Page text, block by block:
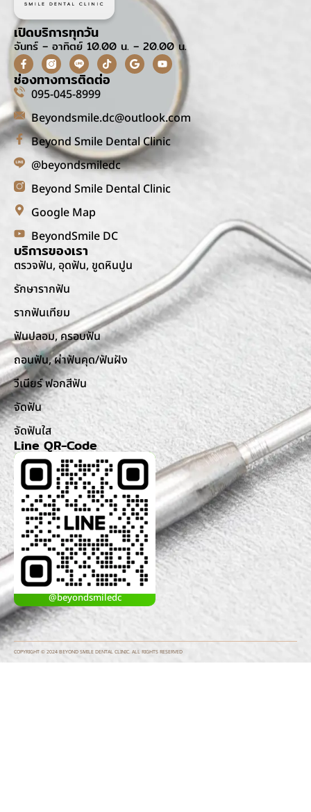
เปิดบริการทุกวัน
จันทร์ – อาทิตย์ 10.00 น. – 20.00 น.
ช่องทางการติดต่อ
095-045-8999
Beyondsmile.dc@outlook.com
Beyond Smile Dental Clinic
@beyondsmiledc
Beyond Smile Dental Clinic
Google Map
BeyondSmile DC
บริการของเรา
ตรวจฟัน, อุดฟัน, ขูดหินปูน
รักษารากฟัน
รากฟันเทียม
ฟันปลอม, ครอบฟัน
ถอนฟัน, ผ่าฟันคุด/ฟันฝัง
วีเนียร์ ฟอกสีฟัน
จัดฟัน
จัดฟันใส
Line QR-Code
@beyondsmiledc
COPYRIGHT © 2024 BEYOND SMILE DENTAL CLINIC. ALL RIGHTS RESERVED